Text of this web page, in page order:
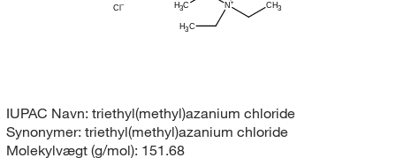
Cl CH3
N
H3C
H3C
IUPAC Navn: triethyl(methyl)azanium chloride
Synonymer: triethyl(methyl)azanium chloride
Molekylvægt (g/mol): 151.68